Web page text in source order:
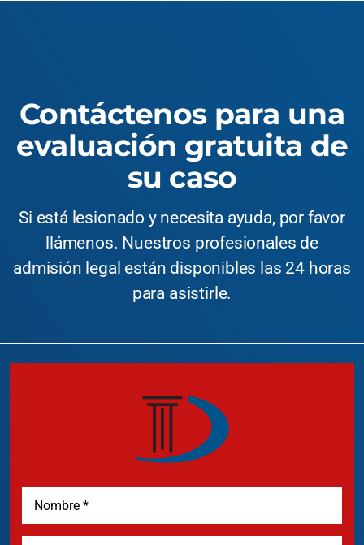
Contáctenos para una
evaluación gratuita de
su caso
Si está lesionado y necesita ayuda, por favor
llámenos. Nuestros profesionales de
admisión legal están disponibles las 24 horas
para asistirle.